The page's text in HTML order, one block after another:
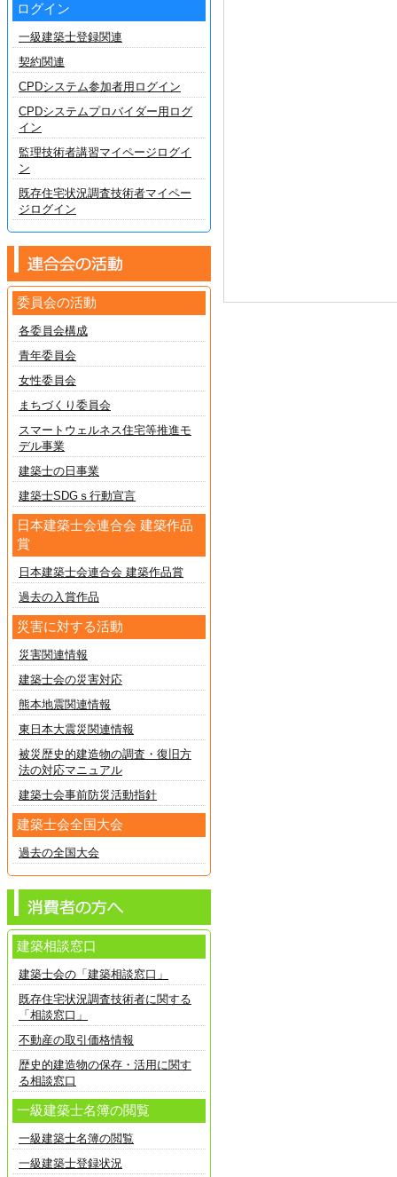
ログイン
一級建築士登録関連
契約関連
CPDシステム参加者用ログイン
CPDシステムプロバイダー用ログ
イン
監理技術者講習マイページログイ
ン
既存住宅状況調査技術者マイペー
ジログイン
委員会の活動
各委員会構成
青年委員会
女性委員会
まちづくり委員会
スマートウェルネス住宅等推進モ
デル事業
建築士の日事業
建築士SDGｓ行動宣言
日本建築士会連合会 建築作品
賞
日本建築士会連合会 建築作品賞
過去の入賞作品
災害に対する活動
災害関連情報
建築士会の災害対応
熊本地震関連情報
東日本大震災関連情報
被災歴史的建造物の調査・復旧方
法の対応マニュアル
建築士会事前防災活動指針
建築士会全国大会
過去の全国大会
建築相談窓口
建築士会の「建築相談窓口」
既存住宅状況調査技術者に関する
「相談窓口」
不動産の取引価格情報
歴史的建造物の保存・活用に関す
る相談窓口
一級建築士名簿の閲覧
一級建築士名簿の閲覧
一級建築士登録状況